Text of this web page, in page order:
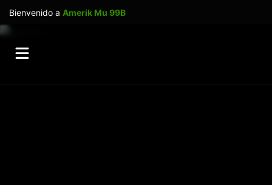
Bienvenido a Amerik Mu 99B